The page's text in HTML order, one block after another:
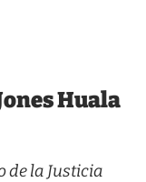
Huala
de la Justicia